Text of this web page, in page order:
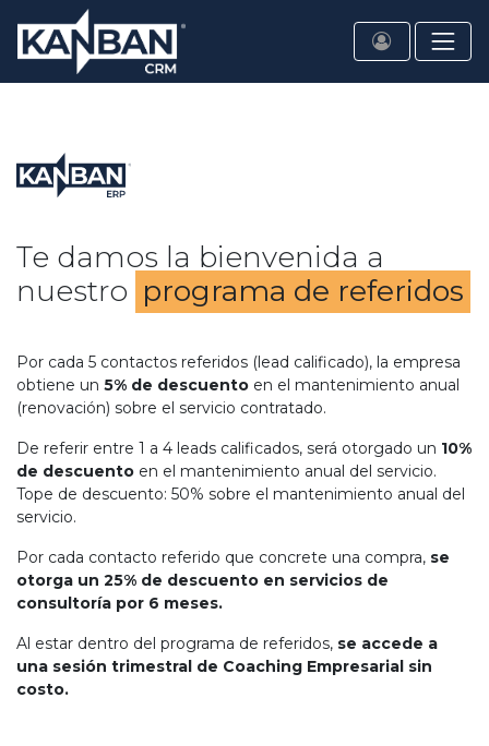
Te damos la bienvenida a
nuestro programa de referidos
Por cada 5 contactos referidos (lead calificado), la empresa
obtiene un 5% de descuento en el mantenimiento anual
(renovación) sobre el servicio contratado.
De referir entre 1 a 4 leads calificados, será otorgado un 10%
de descuento en el mantenimiento anual del servicio.
Tope de descuento: 50% sobre el mantenimiento anual del
servicio.
Por cada contacto referido que concrete una compra, se
otorga un 25% de descuento en servicios de
consultoría por 6 meses.
Al estar dentro del programa de referidos, se accede a
una sesión trimestral de Coaching Empresarial sin
costo.